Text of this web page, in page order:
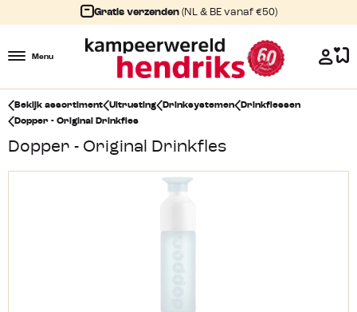
Gratis verzenden (NL & BE vanaf €50)
Menu
Bekijk assortiment Uitrusting Drinksystemen
Drinkflessen
Dopper - Original Drinkfles
Dopper - Original Drinkfles